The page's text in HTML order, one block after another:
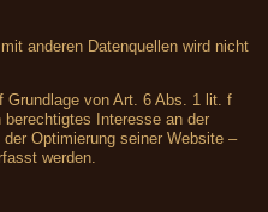
anderen Datenquellen wird nicht
Grundlage von Art. 6 Abs. 1 lit. f
berechtigtes Interesse an der
Optimierung seiner Website –
werden.